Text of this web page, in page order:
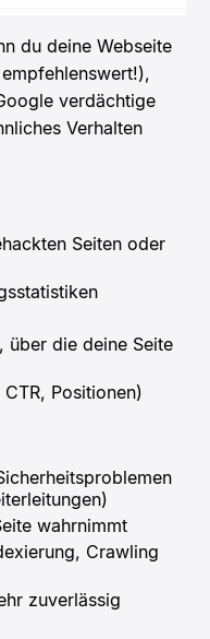
du deine Webseite
verdächtige
Verhalten
Seiten oder
über die deine Seite
Positionen)
wahrnimmt
Crawling
zuverlässig